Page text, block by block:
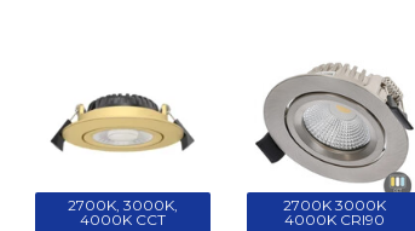
2700K, 3000K,
4000K CCT
2700K 3000K
4000K CRI90